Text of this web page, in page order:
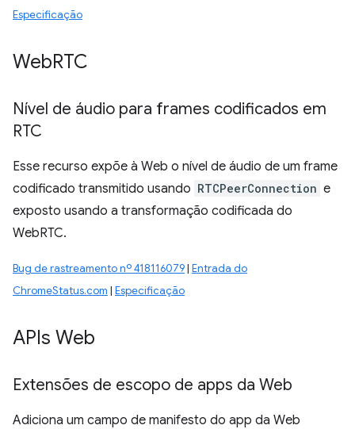
Especificação
WebRTC
Nível de áudio para frames codificados em
RTC
Esse recurso expõe à Web o nível de áudio de um frame
codificado transmitido usando RTCPeerConnection e
exposto usando a transformação codificada do
WebRTC.
Bug de rastreamento nº 418116079| Entrada do
ChromeStatus.com | Especificação
APIs Web
Extensões de escopo de apps da Web
Adiciona um campo de manifesto do app da Web